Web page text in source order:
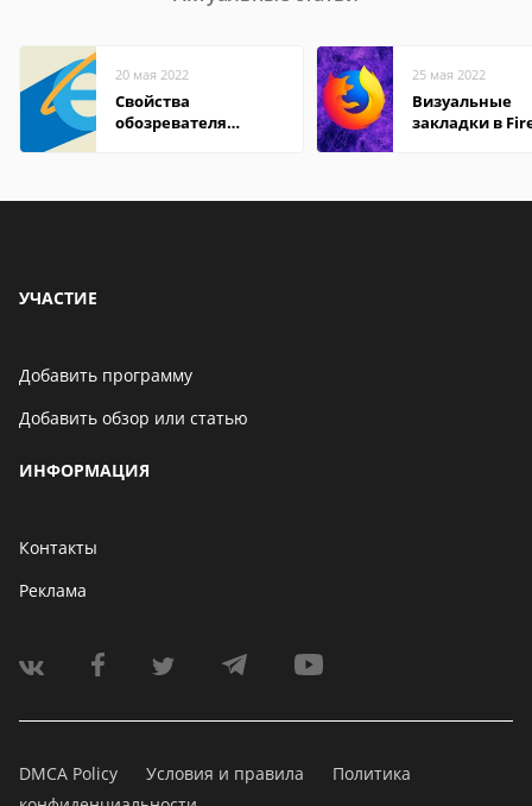
20 мая 2022
Свойства
обозревателя
25 мая 2022
Визуальные
закладки в
УЧАСТИЕ
Добавить программу
Добавить обзор или статью
ИНФОРМАЦИЯ
Контакты
Реклама
DMCA Policy Условия и правила
Политика